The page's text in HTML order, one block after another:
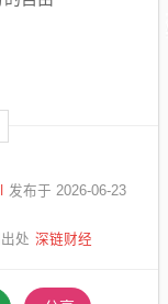
发布于 2026-06-23
处 深链财经